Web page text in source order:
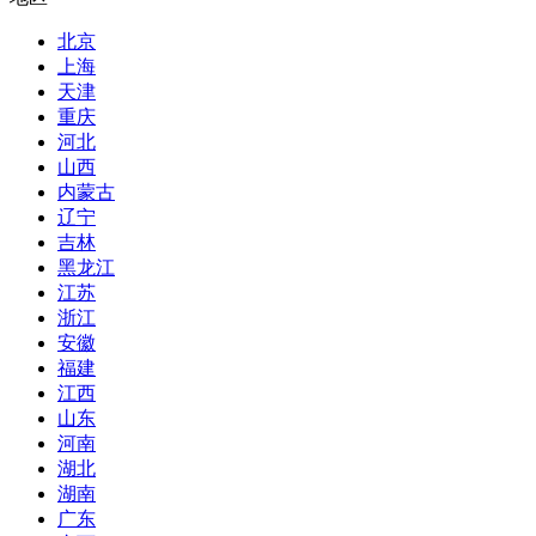
北京
上海
天津
重庆
河北
山西
内蒙古
辽宁
吉林
黑龙江
江苏
浙江
安徽
福建
江西
山东
河南
湖北
湖南
广东